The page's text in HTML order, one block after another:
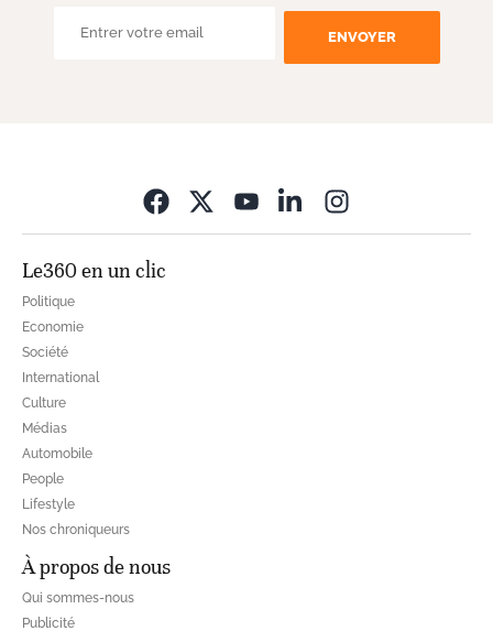
ENVOYER
Le360 en un clic
Politique
Economie
Société
International
Culture
Médias
Automobile
People
Lifestyle
Nos chroniqueurs
À propos de nous
Qui sommes-nous
Publicité